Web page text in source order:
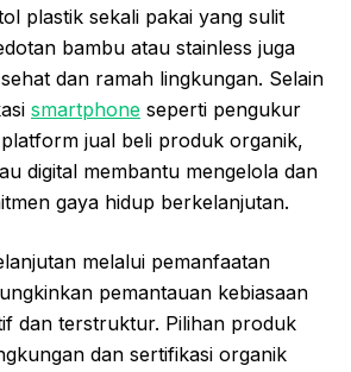
plastik sekali pakai yang sulit
bambu atau stainless juga
dan ramah lingkungan. Selain
smartphone seperti pengukur
jual beli produk organik,
digital membantu mengelola dan
gaya hidup berkelanjutan.
melalui pemanfaatan
pemantauan kebiasaan
dan terstruktur. Pilihan produk
dan sertifikasi organik